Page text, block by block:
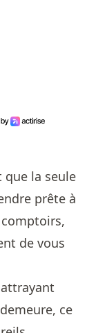
que la seule
prête à
de vous
ce